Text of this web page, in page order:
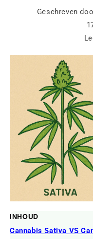
Geschreven
INHOUD
Cannabis Sativa VS